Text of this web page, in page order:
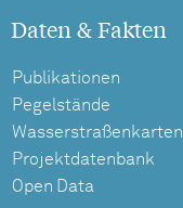
Daten & Fakten
Publikationen
Pegelstände
Wasserstraßenkarten
Projektdatenbank
Open Data